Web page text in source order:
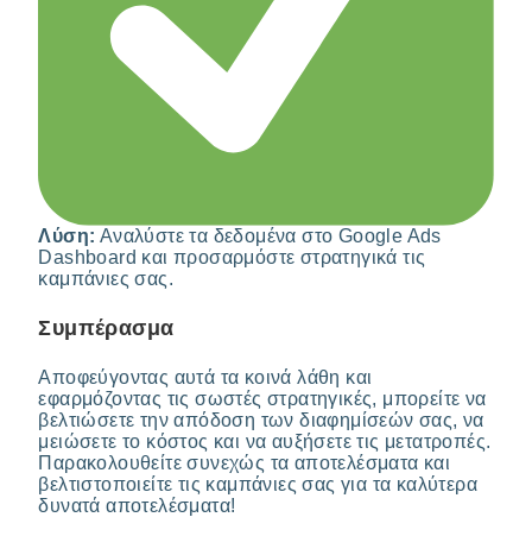
Λύση: Αναλύστε τα δεδομένα στο Google Ads
Dashboard και προσαρμόστε στρατηγικά τις
καμπάνιες σας.
Συμπέρασμα
Αποφεύγοντας αυτά τα κοινά λάθη και
εφαρμόζοντας τις σωστές στρατηγικές, μπορείτε να
βελτιώσετε την απόδοση των διαφημίσεών σας, να
μειώσετε το κόστος και να αυξήσετε τις μετατροπές.
Παρακολουθείτε συνεχώς τα αποτελέσματα και
βελτιστοποιείτε τις καμπάνιες σας για τα καλύτερα
δυνατά αποτελέσματα!